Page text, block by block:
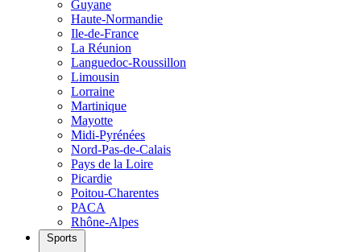
Guyane
Haute-Normandie
Ile-de-France
La Réunion
Languedoc-Roussillon
Limousin
Lorraine
Martinique
Mayotte
Midi-Pyrénées
Nord-Pas-de-Calais
Pays de la Loire
Picardie
Poitou-Charentes
PACA
Rhône-Alpes
Sports